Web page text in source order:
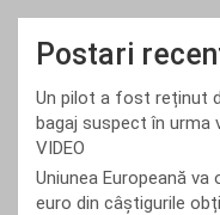
Postari
Un pilot a fost reținut
bagaj suspect în urma
VIDEO
Uniunea Europeană va
euro din câștigurile